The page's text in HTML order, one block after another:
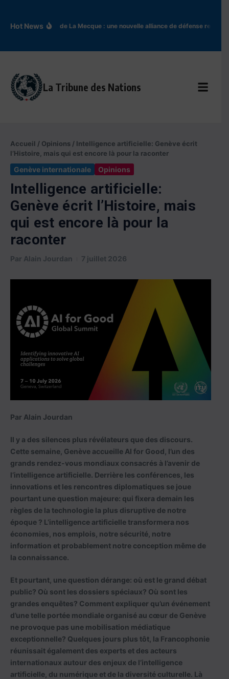
Hot NewsAccord de La Mecque : une nouvelle alliance de défense
La Tribune des Nations
Accueil / Opinions / Intelligence artificielle: Genève écrit
l’Histoire, mais qui est encore là pour la raconter
Genève internationale Opinions
Intelligence artificielle:
Genève écrit l’Histoire, mais
qui est encore là pour la
raconter
Par Alain Jourdan 7 juillet 2026
Par Alain Jourdan
Il y a des silences plus révélateurs que des discours.
Cette semaine, Genève accueille AI for Good, l’un des
grands rendez-vous mondiaux consacrés à l’avenir de
l’intelligence artificielle. Derrière les conférences, les
innovations et les rencontres diplomatiques se joue
pourtant une question majeure: qui fixera demain les
règles de la technologie la plus disruptive de notre
époque ? L’intelligence artificielle transformera nos
économies, nos emplois, notre sécurité, notre
information et probablement notre conception même de
la connaissance.
Et pourtant, une question dérange: où est le grand débat
public? Où sont les dossiers spéciaux? Où sont les
grandes enquêtes? Comment expliquer qu’un événement
d’une telle portée mondiale organisé au cœur de Genève
ne provoque pas une mobilisation médiatique
exceptionnelle? Quelques jours plus tôt, la Francophonie
réunissait également des experts et des acteurs
internationaux autour des enjeux de l’intelligence
artificielle, du numérique et de la diversité culturelle. Là